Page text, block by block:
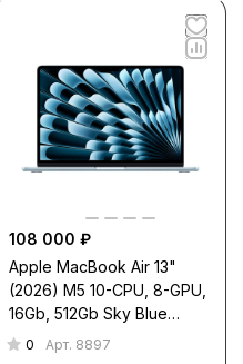
108 000 ₽
Apple MacBook Air 13"
(2026) M5 10-CPU, 8-GPU,
16Gb, 512Gb Sky Blue
MDHH4
0 Арт. 8897